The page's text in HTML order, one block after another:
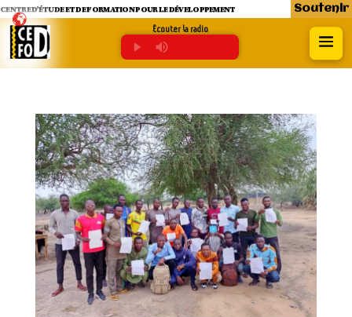
CENTRE D’ÉTUDE ET DE FORMATION POUR LE DÉVELOPPEMENT Soutenir
Écouter la radio